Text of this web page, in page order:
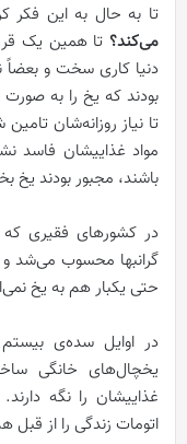
تا به حال به این فکر
می‌کند؟ تا همین یک
دنیا کاری سخت و بعضاً
بودند که یخ را به
تا نیاز روزانه‌شان
مواد غذاییشان فاسد
باشند، مجبور بودند یخ
در کشورهای فقیری
گرانبها محسوب می‌شد
حتی یکبار هم به یخ
در اوایل سده‌ی
یخچال‌های خانگی
اتومات زندگی را از قبل